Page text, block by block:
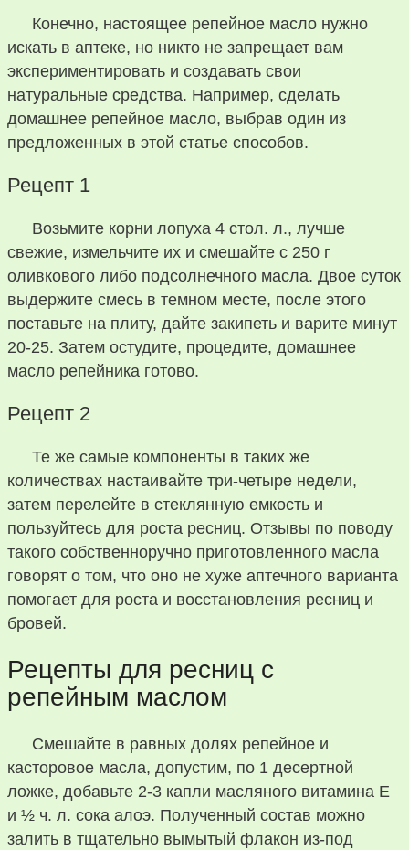
Конечно, настоящее репейное масло нужно
искать в аптеке, но никто не запрещает вам
экспериментировать и создавать свои
натуральные средства. Например, сделать
домашнее репейное масло, выбрав один из
предложенных в этой статье способов.
Рецепт 1
Возьмите корни лопуха 4 стол. л., лучше
свежие, измельчите их и смешайте с 250 г
оливкового либо подсолнечного масла. Двое суток
выдержите смесь в темном месте, после этого
поставьте на плиту, дайте закипеть и варите минут
20-25. Затем остудите, процедите, домашнее
масло репейника готово.
Рецепт 2
Те же самые компоненты в таких же
количествах настаивайте три-четыре недели,
затем перелейте в стеклянную емкость и
пользуйтесь для роста ресниц. Отзывы по поводу
такого собственноручно приготовленного масла
говорят о том, что оно не хуже аптечного варианта
помогает для роста и восстановления ресниц и
бровей.
Рецепты для ресниц с
репейным маслом
Смешайте в равных долях репейное и
касторовое масла, допустим, по 1 десертной
ложке, добавьте 2-3 капли масляного витамина E
и ½ ч. л. сока алоэ. Полученный состав можно
залить в тщательно вымытый флакон из-под